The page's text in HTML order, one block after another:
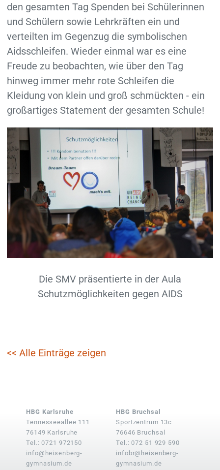
den gesamten Tag Spenden bei Schülerinnen
und Schülern sowie Lehrkräften ein und
verteilten im Gegenzug die symbolischen
Aidsschleifen. Wieder einmal war es eine
Freude zu beobachten, wie über den Tag
hinweg immer mehr rote Schleifen die
Kleidung von klein und groß schmückten - ein
großartiges Statement der gesamten Schule!
Die SMV präsentierte in der Aula
Schutzmöglichkeiten gegen AIDS
<< Alle Einträge zeigen
HBG Karlsruhe
Tennesseeallee 111
76149 Karlsruhe
Tel.: 0721 972150
info@heisenberg-
gymnasium.de
HBG Bruchsal
Sportzentrum 13c
76646 Bruchsal
Tel.: 072 51 929 590
infobr@heisenberg-
gymnasium.de